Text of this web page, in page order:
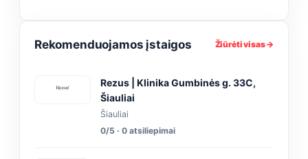
Rekomenduojamos įstaigos Žiūrėti visas →
Rezus | Klinika Gumbinės g. 33C,
Šiauliai
Šiauliai
0/5 · 0 atsiliepimai